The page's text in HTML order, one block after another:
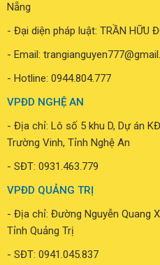
Nẵng
- Đại diện pháp luật: TRẦN HỮU
- Email:
- Hotline: 0944.804.777
VPĐD NGHỆ AN
- Địa chỉ: Lô số 5 khu D, Dự án
Trường Vinh, Tỉnh Nghệ An
- SĐT: 0931.463.779
VPĐD QUẢNG TRỊ
- Địa chỉ: Đường Nguyễn Quang
Tỉnh Quảng Trị
- SĐT: 0941.045.837